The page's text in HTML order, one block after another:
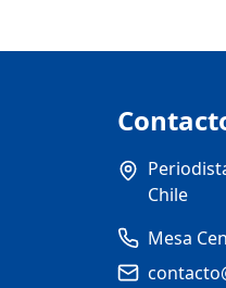
Chile
Mesa